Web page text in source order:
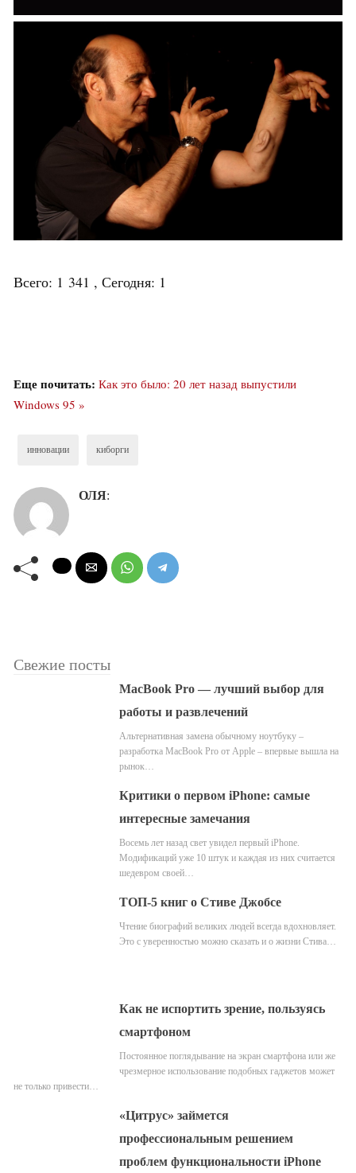
Всего: 1 341 , Сегодня: 1
Еще почитать: Как это было: 20 лет назад выпустили
Windows 95 »
инновации киборги
ОЛЯ:
Свежие посты
MacBook Pro — лучший выбор для
работы и развлечений
Альтернативная замена обычному ноутбуку –
разработка MacBook Pro от Apple – впервые вышла на
рынок…
Критики о первом iPhone: самые
интересные замечания
Восемь лет назад свет увидел первый iPhone.
Модификаций уже 10 штук и каждая из них считается
шедевром своей…
ТОП-5 книг о Стиве Джобсе
Чтение биографий великих людей всегда вдохновляет.
Это с уверенностью можно сказать и о жизни Стива…
Как не испортить зрение, пользуясь
смартфоном
Постоянное поглядывание на экран смартфона или же
чрезмерное использование подобных гаджетов может
не только привести…
«Цитрус» займется
профессиональным решением
проблем функциональности iPhone